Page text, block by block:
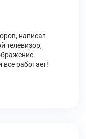
написал
телевизор,
все работает!